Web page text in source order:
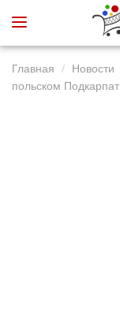
Главная Новости
польском